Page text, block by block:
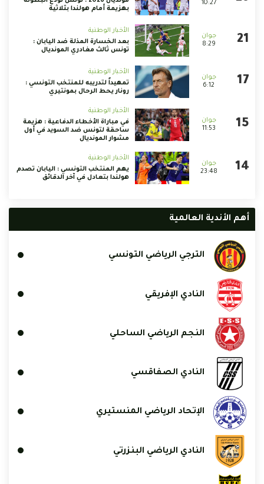
10:27
بهزيمة أمام هولندا بثلاثية
8:29
الأخبار الوطنية
بعد الخسارة المذلة ضد اليابان :
تونس ثالث مغادري المونديال
6:12
الأخبار الوطنية
تمهيداً لتدريبه للمنتخب التونسي :
رونار يحط الرحال بمونتيري
11:53
الأخبار الوطنية
في مباراة الأخطاء الدفاعية : هزيمة
ساحقة لتونس ضد السويد في أول
مشوار المونديال
23:48
الأخبار الوطنية
يهم المنتخب التونسي : اليابان تصدم
هولندا بتعادل في آخر الدقائق
أهم الأندية العالمية
الترجي الرياضي التونسي
النادي الإفريقي
النجم الرياضي الساحلي
النادي الصفاقسي
الإتحاد الرياضي المنستيري
النادي الرياضي البنزرتي